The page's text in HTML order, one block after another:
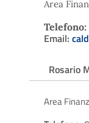
Area
Telefono:
Email:
Rosario
Area